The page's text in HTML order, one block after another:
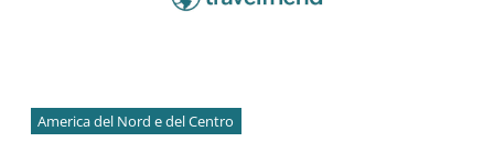
America del Nord e del Centro